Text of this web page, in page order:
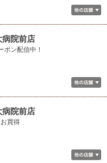
病院前店
ポン配信中！
病院前店
買得